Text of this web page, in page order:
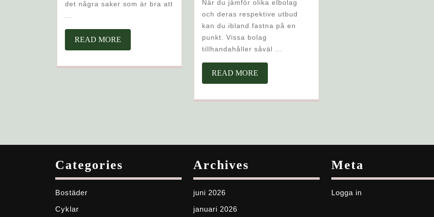
det några saker som är bra att
READ MORE
MORE
FAST
När du jämför olika elbolag
och deras respektive utbud
kan du ibland fastna på en
punkt. Vissa bolag
tillhandahåller såväl ...
READ MOREREAD
MORE
Categories
Bostäder
Cyklar
Archives
juni 2026
januari 2026
Meta
Logga in